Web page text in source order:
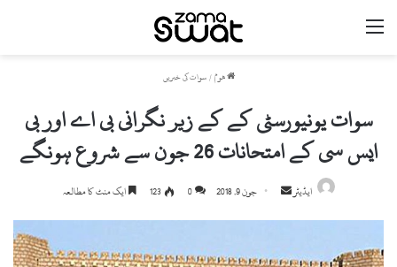
ھوم / سوات کی خبریں
سوات یونیورسٹی کے کے زیر نگرانی بی اے اور بی
ایس سی کے امتحانات 26 جون سے شروع ہونگے
ایڈیٹر
d
جون 9, 2018 0
123 ایک منٹ کا مطالعہ